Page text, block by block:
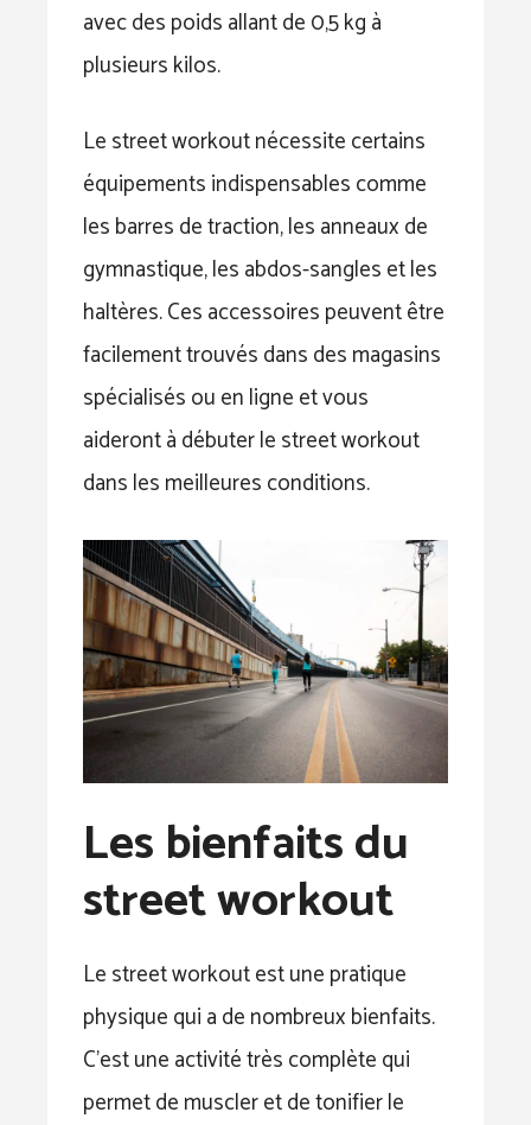
avec des poids allant de 0,5 kg à
plusieurs kilos.
Le street workout nécessite certains
équipements indispensables comme
les barres de traction, les anneaux de
gymnastique, les abdos-sangles et les
haltères. Ces accessoires peuvent être
facilement trouvés dans des magasins
spécialisés ou en ligne et vous
aideront à débuter le street workout
dans les meilleures conditions.
Les bienfaits du
street workout
Le street workout est une pratique
physique qui a de nombreux bienfaits.
C’est une activité très complète qui
permet de muscler et de tonifier le